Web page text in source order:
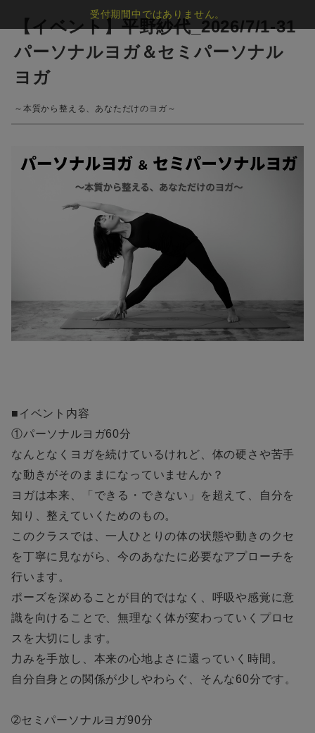
【イベント】平野紗代_2026/7/1-31
パーソナルヨガ＆セミパーソナル
ヨガ
～本質から整える、あなただけのヨガ～
■イベント内容
①パーソナルヨガ60分
なんとなくヨガを続けているけれど、体の硬さや苦手
な動きがそのままになっていませんか？
ヨガは本来、「できる・できない」を超えて、自分を
知り、整えていくためのもの。
このクラスでは、一人ひとりの体の状態や動きのクセ
を丁寧に見ながら、今のあなたに必要なアプローチを
行います。
ポーズを深めることが目的ではなく、呼吸や感覚に意
識を向けることで、無理なく体が変わっていくプロセ
スを大切にします。
力みを手放し、本来の心地よさに還っていく時間。
自分自身との関係が少しやわらぐ、そんな60分です。
➁セミパーソナルヨガ90分
受付期間中ではありません。